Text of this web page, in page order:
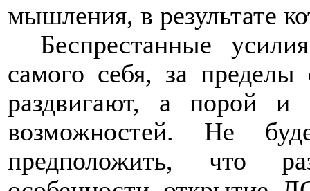
мышления, в результате
Беспрестанные
самого себя, за пределы
раздвигают, а порой и
возможностей. Не
предположить, что